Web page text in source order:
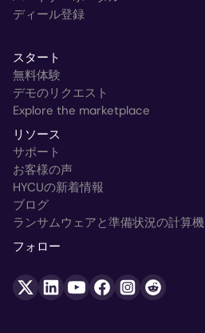
ディール登録
スタート
無料体験
デモのリクエスト
Explore the marketplace
リソース
サポート
お客様の声
HYCUの新着情報
ブログ
ランサムウェアと準備状況の計算機
フォロー